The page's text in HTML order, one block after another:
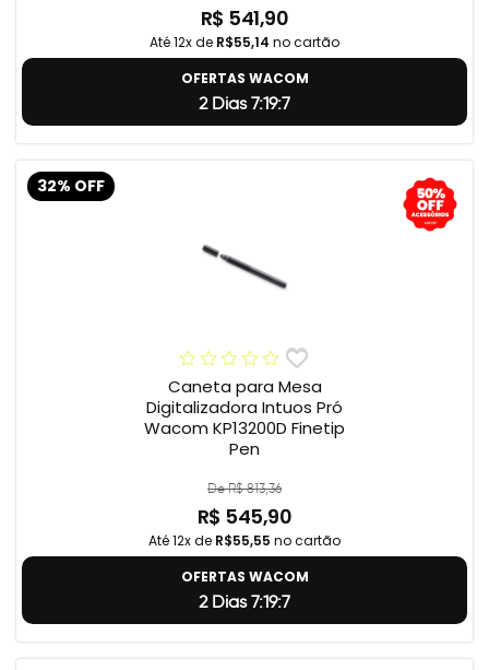
R$ 541,90
Até 12x de R$55,14 no cartão
OFERTAS WACOM
2 Dias 7:19:5
32% OFF
Caneta para Mesa
Digitalizadora Intuos Pró
Wacom KP13200D Finetip
Pen
De R$ 813,36
R$ 545,90
Até 12x de R$55,55 no cartão
OFERTAS WACOM
2 Dias 7:19:5